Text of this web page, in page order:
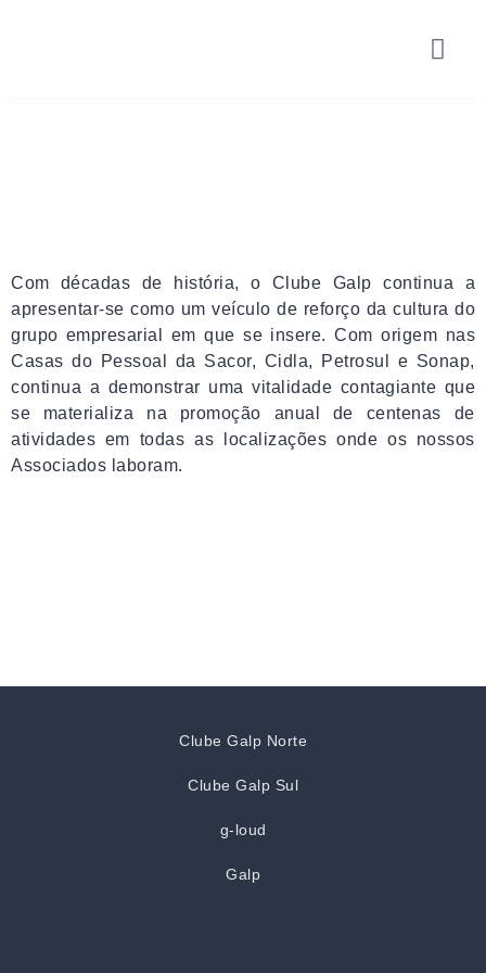
Com décadas de história, o Clube Galp continua a
apresentar-se como um veículo de reforço da cultura do
grupo empresarial em que se insere. Com origem nas
Casas do Pessoal da Sacor, Cidla, Petrosul e Sonap,
continua a demonstrar uma vitalidade contagiante que
se materializa na promoção anual de centenas de
atividades em todas as localizações onde os nossos
Associados laboram.
Clube Galp Norte
Clube Galp Sul
g-loud
Galp